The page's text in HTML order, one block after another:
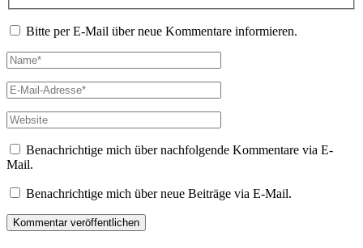
Bitte per E-Mail über neue Kommentare informieren.
Name*
E-
Mail-
Adresse*
Website
Benachrichtige mich über nachfolgende Kommentare via E-
Mail.
Benachrichtige mich über neue Beiträge via E-Mail.